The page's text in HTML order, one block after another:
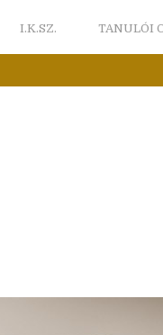
I.K.SZ. TANULÓI